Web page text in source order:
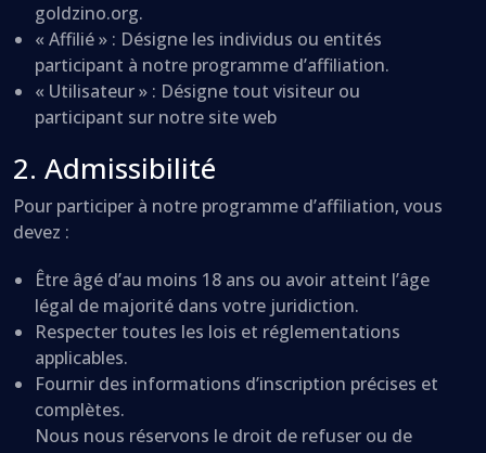
goldzino.org.
« Affilié » : Désigne les individus ou entités
participant à notre programme d’affiliation.
« Utilisateur » : Désigne tout visiteur ou
participant sur notre site web
2. Admissibilité
Pour participer à notre programme d’affiliation, vous
devez :
Être âgé d’au moins 18 ans ou avoir atteint l’âge
légal de majorité dans votre juridiction.
Respecter toutes les lois et réglementations
applicables.
Fournir des informations d’inscription précises et
complètes.
Nous nous réservons le droit de refuser ou de